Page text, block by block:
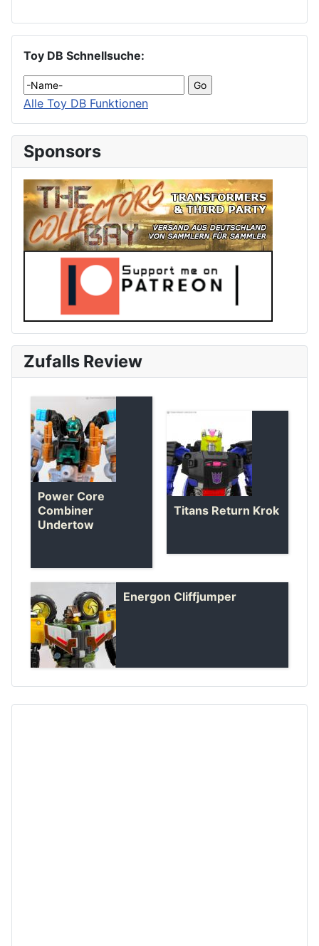
Toy DB Schnellsuche:
Alle Toy DB Funktionen
Sponsors
Zufalls Review
Power Core
Combiner
Undertow
Titans Return Krok
Energon Cliffjumper